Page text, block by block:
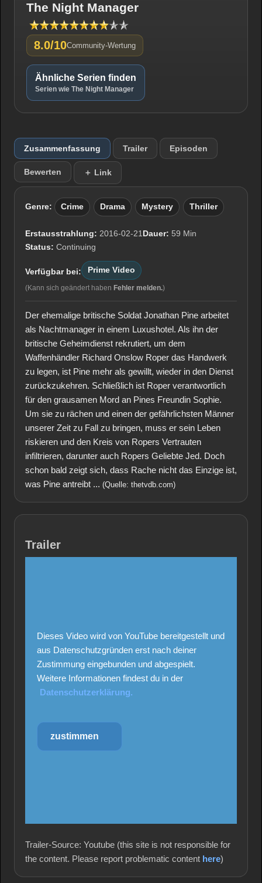
The Night Manager
8.0/10Community-Wertung
Ähnliche Serien finden
Serien wie The Night Manager
Zusammenfassung Trailer Episoden
Bewerten ＋ Link
Genre: Crime Drama Mystery Thriller
Erstausstrahlung: 2016-02-21 Dauer: 59 Min
Status: Continuing
Verfügbar bei: Prime Video
(Kann sich geändert haben Fehler melden.)
Der ehemalige britische Soldat Jonathan Pine arbeitet
als Nachtmanager in einem Luxushotel. Als ihn der
britische Geheimdienst rekrutiert, um dem
Waffenhändler Richard Onslow Roper das Handwerk
zu legen, ist Pine mehr als gewillt, wieder in den Dienst
zurückzukehren. Schließlich ist Roper verantwortlich
für den grausamen Mord an Pines Freundin Sophie.
Um sie zu rächen und einen der gefährlichsten Männer
unserer Zeit zu Fall zu bringen, muss er sein Leben
riskieren und den Kreis von Ropers Vertrauten
infiltrieren, darunter auch Ropers Geliebte Jed. Doch
schon bald zeigt sich, dass Rache nicht das Einzige ist,
was Pine antreibt ... (Quelle: thetvdb.com)
Trailer
Dieses Video wird von YouTube bereitgestellt und
aus Datenschutzgründen erst nach deiner
Zustimmung eingebunden und abgespielt.
Weitere Informationen findest du in der
Datenschutzerklärung.
zustimmen
Trailer-Source: Youtube (this site is not responsible for
the content. Please report problematic content here)